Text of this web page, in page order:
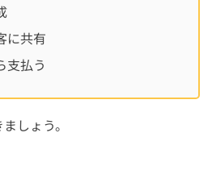
に共有
支払う
しょう。